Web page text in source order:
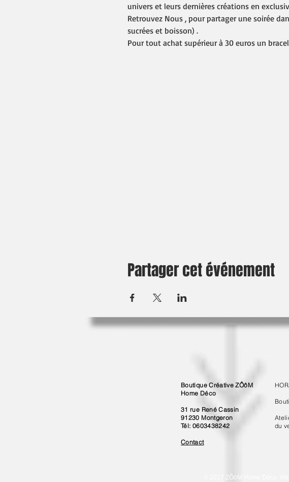
univers et leurs dernières créations en
Retrouvez Nous , pour partager une soirée
sucrées et boisson) .
Pour tout achat supérieur à 30 euros un
Partager cet événement
Boutique Créative ZÔôM
Home Déco
31 rue René Cassin
91230 Montgeron
Tél: 0603438242
Contact
du
© 2017 ZÔöM Home Déco.